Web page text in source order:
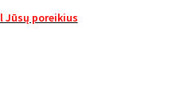
Jūsų poreikius